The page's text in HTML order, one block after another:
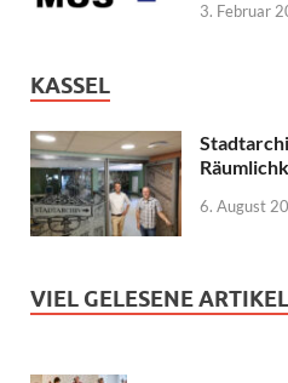
3. Februar
KASSEL
6. August
VIEL GELESENE